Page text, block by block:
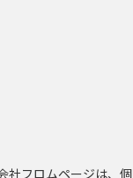
フロムページは、